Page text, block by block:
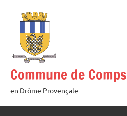
contenu
Commune de Comps
en Drôme Provençale